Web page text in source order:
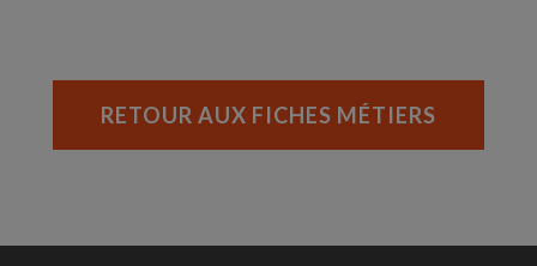
RETOUR AUX FICHES MÉTIERS